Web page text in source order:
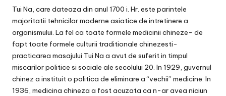
Tui Na, care dateaza din anul 1700 i. Hr. este parintele
majoritatii tehnicilor moderne asiatice de intretinere a
organismului. La fel ca toate formele medicinii chineze- de
fapt toate formele culturii traditionale chinezesti-
practicarea masajului Tui Na a avut de suferit in timpul
miscarilor politice si sociale ale secolului 20. In 1929, guvernul
chinez a instituit o politica de eliminare a “vechii” medicine. In
1936, medicina chineza a fost acuzata ca n-ar avea niciun